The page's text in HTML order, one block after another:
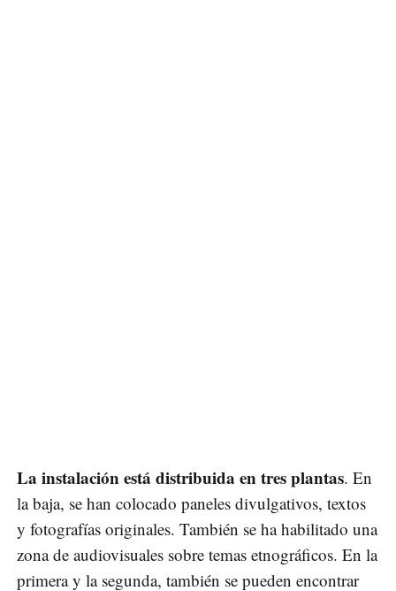
La instalación está distribuida en tres plantas. En
la baja, se han colocado paneles divulgativos, textos
y fotografías originales. También se ha habilitado una
zona de audiovisuales sobre temas etnográficos. En la
primera y la segunda, también se pueden encontrar